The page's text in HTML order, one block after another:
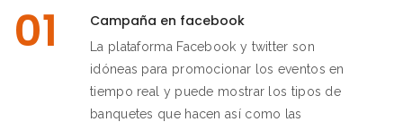
01 Campaña en facebook
La plataforma Facebook y twitter son
idóneas para promocionar los eventos en
tiempo real y puede mostrar los tipos de
banquetes que hacen así como las